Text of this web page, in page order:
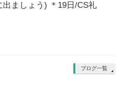
ましょう) ＊19日/CS礼
ブログ一覧